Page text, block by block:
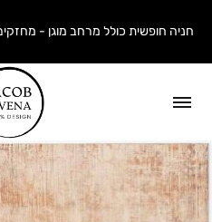
חניה חופשית כולל מרחב מוגן -